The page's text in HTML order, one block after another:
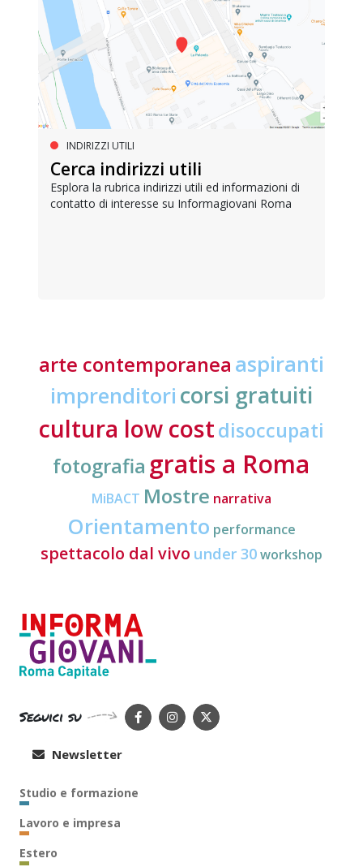
INDIRIZZI UTILI
Cerca indirizzi utili
Esplora la rubrica indirizzi utili ed informazioni di
contatto di interesse su Informagiovani Roma
arte contemporanea aspiranti
imprenditori corsi gratuiti
cultura low costdisoccupati
fotografia gratis a Roma
MiBACT Mostre narrativa
Orientamento performance
spettacolo dal vivo under 30workshop
Seguici su
Newsletter
Studio e formazione
Lavoro e impresa
Estero